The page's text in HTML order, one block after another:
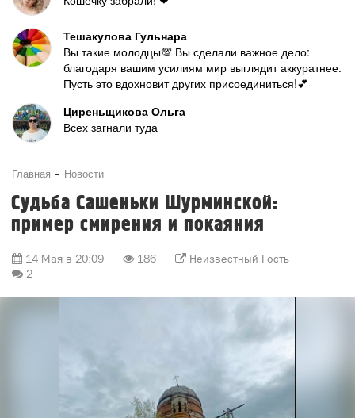
Тешакулова Гульнара
Вы такие молодцы💯 Вы сделали важное дело:
благодаря вашим усилиям мир выглядит аккуратнее.
Пусть это вдохновит других присоединиться!💕
Циреньщикова Ольга
Всех загнали туда
Главная Новости
Судьба Сашеньки Шурминской:
пример смирения и покаяния
14 Мая в 20:09 186
Неизвестный Гость
2